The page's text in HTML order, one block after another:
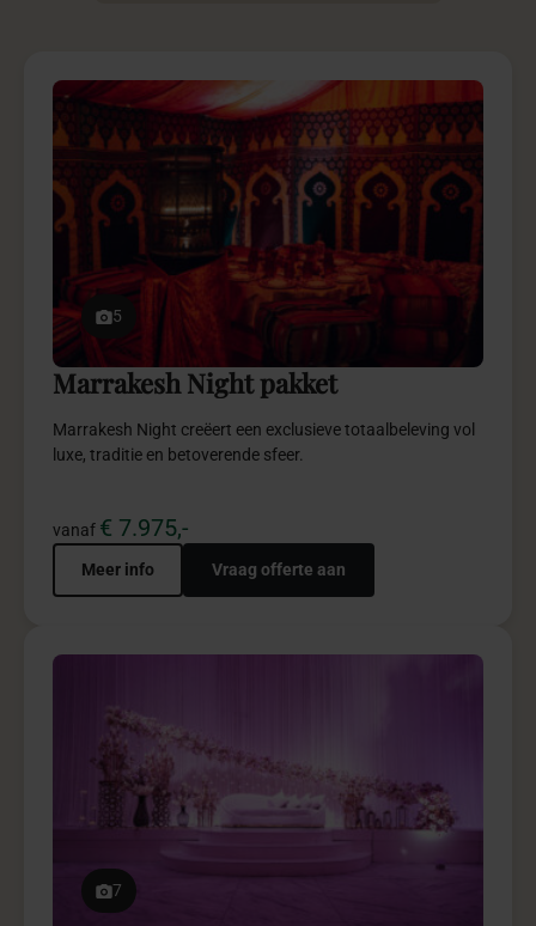
Toestemming
Een ervaring op maat
Basma gebruikt cookies en vergelijkbare technologieën.
Sommige cookies zijn noodzakelijk om de website goed,
veilig en betrouwbaar te laten werken. Deze cookies
plaatsen we altijd. Met jouw toestemming gebruiken we
ook analytische, personalisatie- en marketingcookies.
5
Marrakesh Night pakket
Marrakesh Night creëert een exclusieve totaalbeleving vol
luxe, traditie en betoverende sfeer.
vanaf € 7.975,-
Meer info Vraag offerte aan
7